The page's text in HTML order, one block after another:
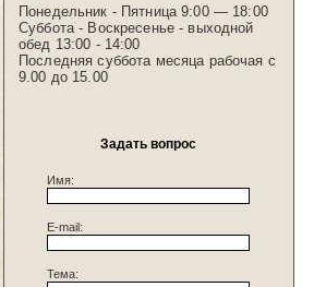
Понедельник - Пятница 9:00 — 18:00
Суббота - Воскресенье - выходной
обед 13:00 - 14:00
Последняя суббота месяца рабочая с
9.00 до 15.00
Задать вопрос
Имя:
E-mail:
Тема: